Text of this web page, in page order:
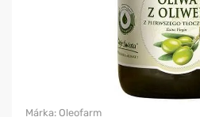
Márka: Oleofarm